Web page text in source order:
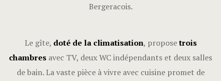
Bergeracois.
Le gîte, doté de la climatisation, proposetrois
chambres avec TV, deux WC indépendants et deux salles
de bain. La vaste pièce à vivre avec cuisine promet de